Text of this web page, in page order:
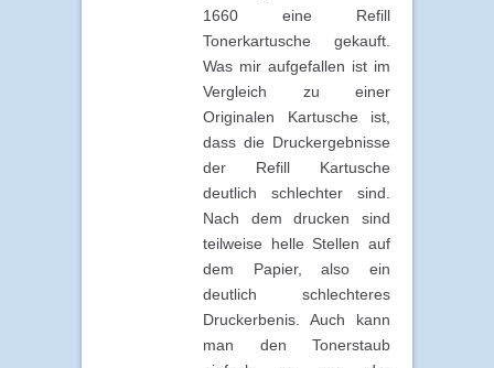
1660 eine Refill
Tonerkartusche gekauft.
Was mir aufgefallen ist im
Vergleich zu einer
Originalen Kartusche ist,
dass die Druckergebnisse
der Refill Kartusche
deutlich schlechter sind.
Nach dem drucken sind
teilweise helle Stellen auf
dem Papier, also ein
deutlich schlechteres
Druckerbenis. Auch kann
man den Tonerstaub